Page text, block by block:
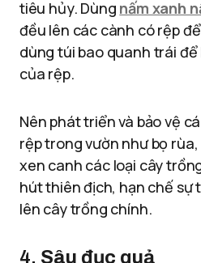
tiêu hủy. Dùng nấm xanh
đều lên các cành có rệp
dùng túi bao quanh trái để
của rệp.
Nên phát triển và bảo vệ
rệp trong vườn như bọ
xen canh các loại cây
hút thiên địch, hạn chế sự
lên cây trồng chính.
4. Sâu đục quả